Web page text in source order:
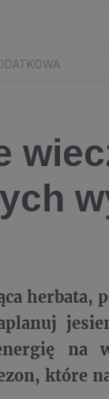
herbata,
na
które